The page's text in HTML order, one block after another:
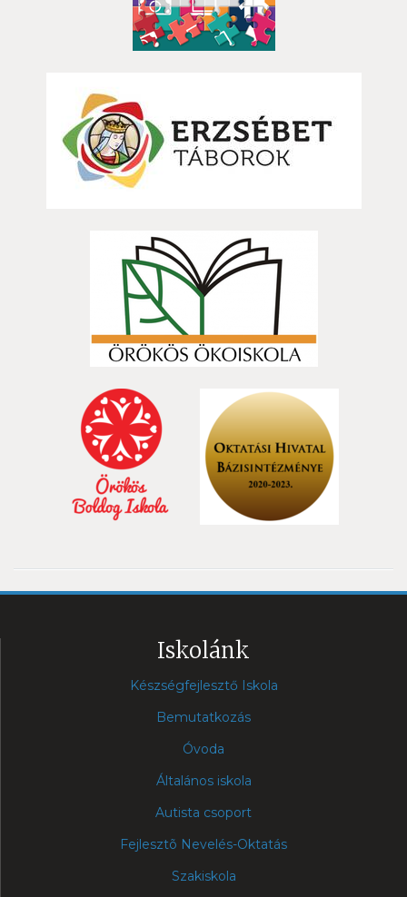
Iskolánk
Készségfejlesztő Iskola
Bemutatkozás
Óvoda
Általános iskola
Autista csoport
Fejlesztõ Nevelés-Oktatás
Szakiskola